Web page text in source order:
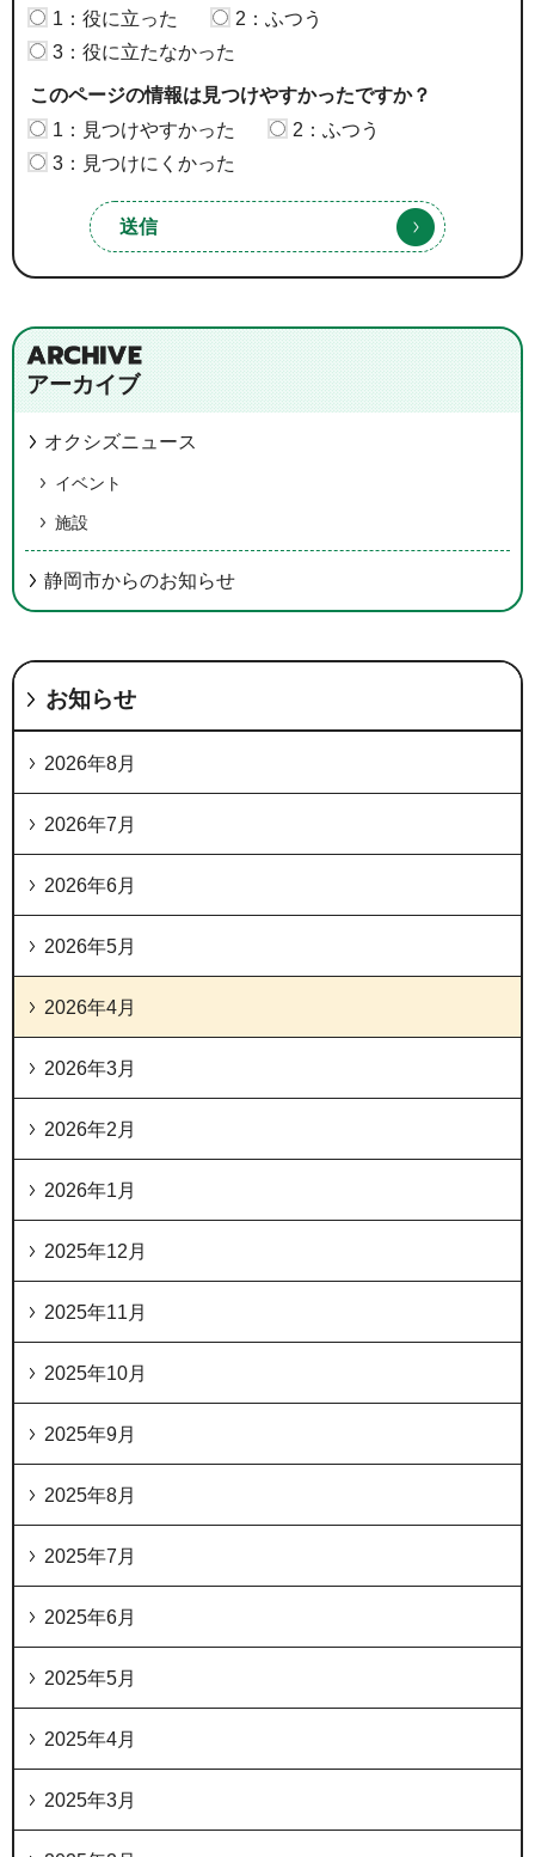
1：役に立った
2：ふつう
3：役に立たなかった
このページの情報は見つけやすかったですか？
1：見つけやすかった
2：ふつう
3：見つけにくかった
アーカイブ
オクシズニュース
イベント
施設
静岡市からのお知らせ
お知らせ
2026年8月
2026年7月
2026年6月
2026年5月
2026年4月
2026年3月
2026年2月
2026年1月
2025年12月
2025年11月
2025年10月
2025年9月
2025年8月
2025年7月
2025年6月
2025年5月
2025年4月
2025年3月